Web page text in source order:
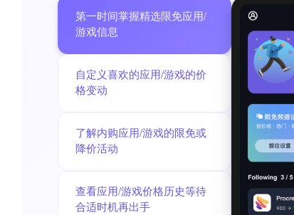
第一时间掌握精选限免应用/
游戏信息
自定义喜欢的应用/游戏的价
格变动
了解内购应用/游戏的限免或
降价活动
查看应用/游戏价格历史等待
合适时机再出手